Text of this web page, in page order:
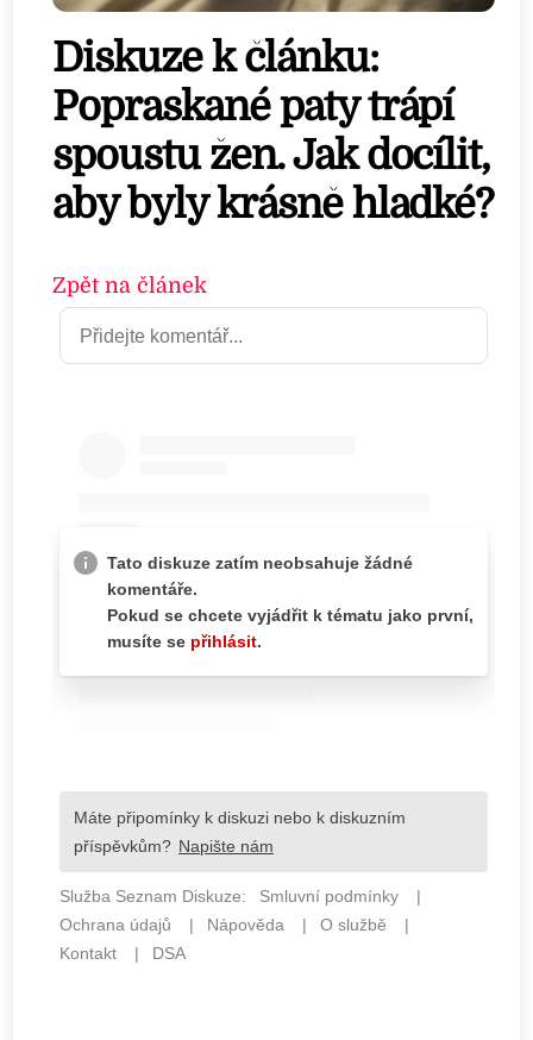
Diskuze k článku:
Popraskané paty trápí
spoustu žen. Jak docílit,
aby byly krásně hladké?
Zpět na článek